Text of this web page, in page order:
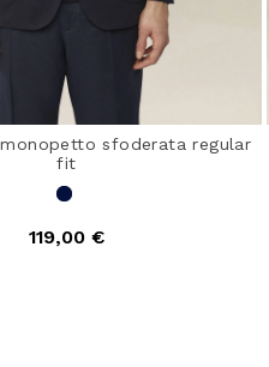
sfoderata regular
fit
119,00 €